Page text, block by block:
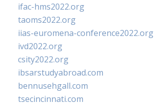
ifac-hms2022.org
taoms2022.org
iias-euromena-conference2022.org
ivd2022.org
csity2022.org
ibsarstudyabroad.com
bennusehgall.com
tsecincinnati.com